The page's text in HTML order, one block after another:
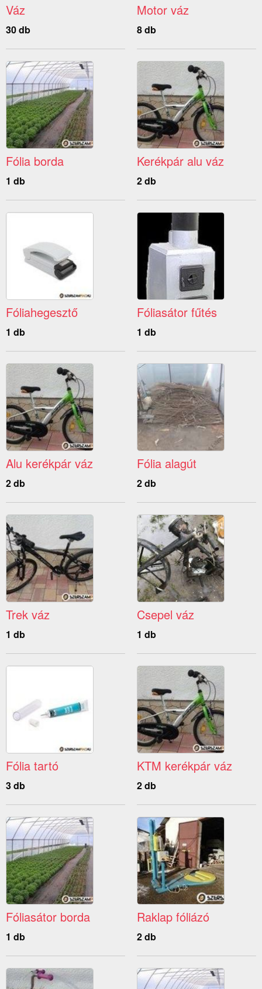
Váz
30 db
Motor váz
8 db
Fólia borda
1 db
Kerékpár alu váz
2 db
Fóliahegesztő
1 db
Fóliasátor fűtés
1 db
Alu kerékpár váz
2 db
Fólia alagút
2 db
Trek váz
1 db
Csepel váz
1 db
Fólia tartó
3 db
KTM kerékpár váz
2 db
Fóliasátor borda
1 db
Raklap fóliázó
2 db